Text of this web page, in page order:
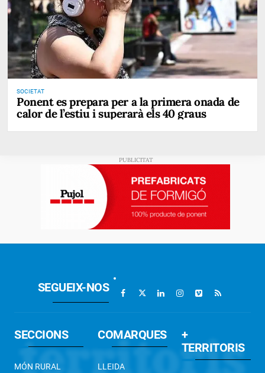
SOCIETAT
Ponent es prepara per a la primera onada de
calor de l’estiu i superarà els 40 graus
SEGUEIX-NOS
SECCIONS
MÓN RURAL
COMARQUES
LLEIDA
+
TERRITORIS